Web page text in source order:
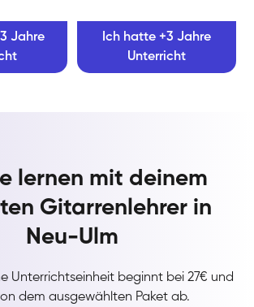
Jahre
Ich hatte +3 Jahre
Unterricht
lernen mit deinem
Gitarrenlehrer in
Neu-Ulm
Unterrichtseinheit beginnt bei 27€ und
dem ausgewählten Paket ab.